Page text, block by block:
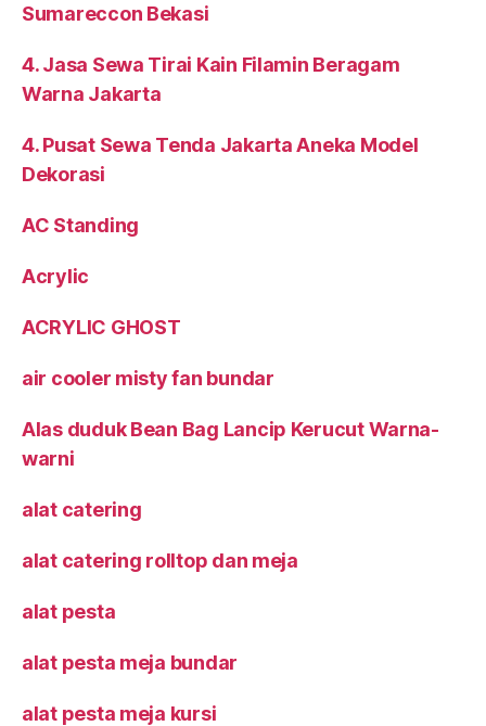
Sumareccon Bekasi
4. Jasa Sewa Tirai Kain Filamin Beragam
Warna Jakarta
4. Pusat Sewa Tenda Jakarta Aneka Model
Dekorasi
AC Standing
Acrylic
ACRYLIC GHOST
air cooler misty fan bundar
Alas duduk Bean Bag Lancip Kerucut Warna-
warni
alat catering
alat catering rolltop dan meja
alat pesta
alat pesta meja bundar
alat pesta meja kursi